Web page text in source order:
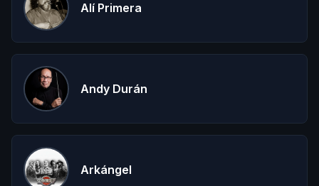
Alí Primera
Andy Durán
Arkángel